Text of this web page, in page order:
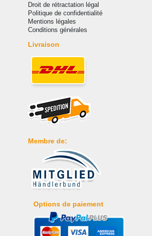
Droit de rétractation légal
Politique de confidentialité
Mentions légales
Conditions générales
Livraison
Membre de:
Options de paiement